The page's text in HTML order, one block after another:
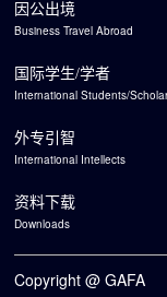
因公出境
Business Travel Abroad
国际学生/学者
International Students/
外专引智
International Intellects
资料下载
Downloads
Copyright @ GAFA